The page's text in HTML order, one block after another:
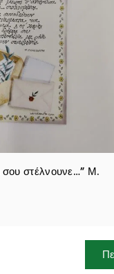
στέλνουνε…” Μ.